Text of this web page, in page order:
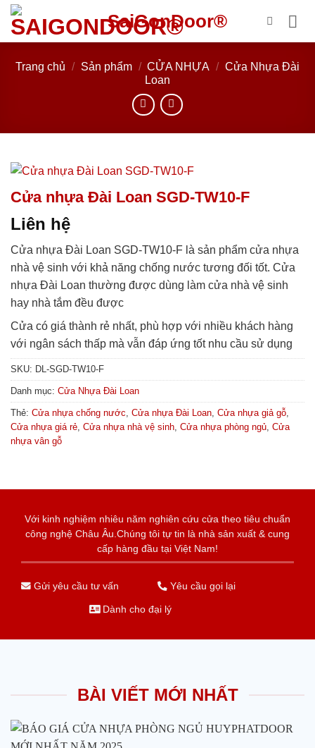
Bỏ
qua
nội
dung
SaiGonDoor®
Trang chủ / Sản phẩm / CỬA NHỰA / Cửa Nhựa Đài
Loan
Cửa nhựa Đài Loan SGD-TW10-F
Liên hệ
Cửa nhựa Đài Loan SGD-TW10-F là sản phẩm cửa nhựa
nhà vệ sinh với khả năng chống nước tương đối tốt. Cửa
nhựa Đài Loan thường được dùng làm cửa nhà vệ sinh
hay nhà tắm đều được
Cửa có giá thành rẻ nhất, phù hợp với nhiều khách hàng
với ngân sách thấp mà vẫn đáp ứng tốt nhu cầu sử dụng
SKU: DL-SGD-TW10-F
Danh mục: Cửa Nhựa Đài Loan
Thẻ: Cửa nhựa chống nước, Cửa nhựa Đài Loan, Cửa nhựa giả gỗ,
Cửa nhựa giá rẻ, Cửa nhựa nhà vệ sinh, Cửa nhựa phòng ngủ, Cửa
nhựa vân gỗ
Với kinh nghiệm nhiêu năm nghiên cứu cửa theo tiêu chuẩn
công nghệ Châu Âu.Chúng tôi tự tin là nhà sản xuất & cung
cấp hàng đầu tại Việt Nam!
Gửi yêu cầu tư vấn Yêu cầu gọi lại
Dành cho đại lý
BÀI VIẾT MỚI NHẤT